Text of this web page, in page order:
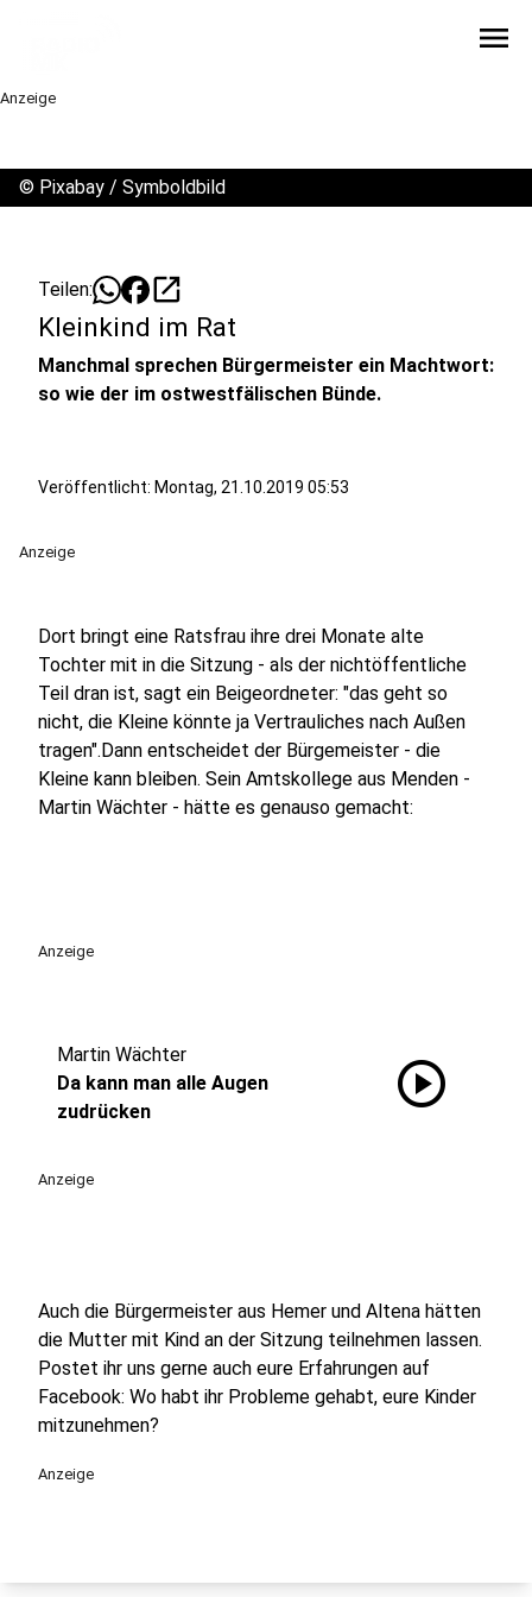
menu
Anzeige
© Pixabay / Symboldbild
Teilen: open_in_new
Kleinkind im Rat
Manchmal sprechen Bürgermeister ein Machtwort:
so wie der im ostwestfälischen Bünde.
Veröffentlicht: Montag, 21.10.2019 05:53
Anzeige
Dort bringt eine Ratsfrau ihre drei Monate alte
Tochter mit in die Sitzung - als der nichtöffentliche
Teil dran ist, sagt ein Beigeordneter: "das geht so
nicht, die Kleine könnte ja Vertrauliches nach Außen
tragen".Dann entscheidet der Bürgemeister - die
Kleine kann bleiben. Sein Amtskollege aus Menden -
Martin Wächter - hätte es genauso gemacht:
Anzeige
Martin Wächter
Da kann man alle Augen
zudrücken
play_circle
Anzeige
Auch die Bürgermeister aus Hemer und Altena hätten
die Mutter mit Kind an der Sitzung teilnehmen lassen.
Postet ihr uns gerne auch eure Erfahrungen auf
Facebook: Wo habt ihr Probleme gehabt, eure Kinder
mitzunehmen?
Anzeige